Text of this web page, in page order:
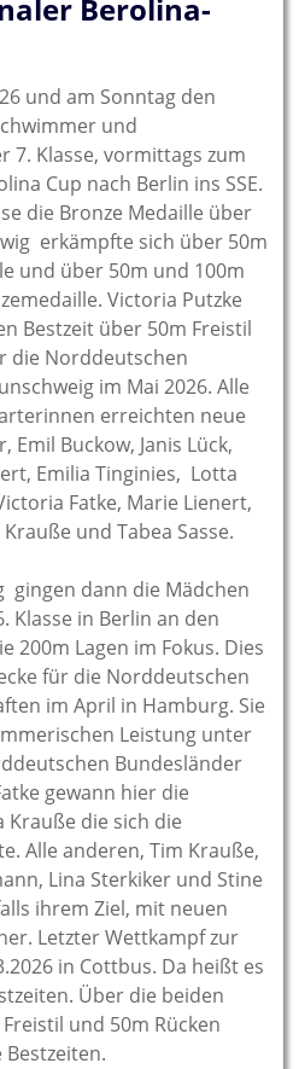
Berolina-
und am Sonntag den
und
7. Klasse, vormittags zum
Cup nach Berlin ins SSE.
die Bronze Medaille über
erkämpfte sich über 50m
und über 50m und 100m
Victoria Putzke
Bestzeit über 50m Freistil
die Norddeutschen
im Mai 2026. Alle
erreichten neue
Emil Buckow, Janis Lück,
Emilia Tinginies, Lotta
Fatke, Marie Lienert,
und Tabea Sasse.
gingen dann die Mädchen
Klasse in Berlin an den
200m Lagen im Fokus. Dies
für die Norddeutschen
im April in Hamburg. Sie
Leistung unter
Bundesländer
gewann hier die
Krauße die sich die
Alle anderen, Tim Krauße,
Lina Sterkiker und Stine
ihrem Ziel, mit neuen
Letzter Wettkampf zur
in Cottbus. Da heißt es
Über die beiden
und 50m Rücken